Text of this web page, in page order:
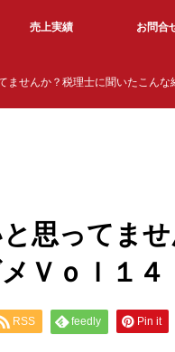
売上実績 お問合
ませんか？税理士に聞いたこんな
思ってま
Ｖｏｌ１４
RSS feedly Pin it